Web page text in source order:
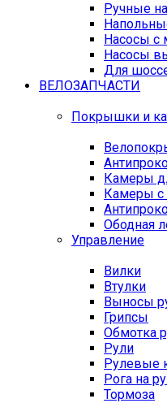
Ручные
Насосы с
Насосы
Для
ВЕЛОЗАПЧАСТИ
Покрышки и
Камеры
Камеры с
Ободная
Управление
Вилки
Втулки
Выносы
Грипсы
Обмотка
Рули
Рулевые
Рога на
Тормоза